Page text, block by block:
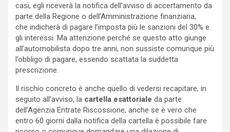
casi, egli riceverà la notifica dell’avviso di accertamento da
parte della Regione o dell’Amministrazione finanziaria,
che indicherà di pagare l’imposta più le sanzioni del 30% e
gli interessi. Ma attenzione perché se questo atto giunge
all’automobilista dopo tre anni, non sussiste comunque più
l’obbligo di pagare, essendo scattata la suddetta
prescrizione.
Il rischio concreto è anche quello di vedersi recapitare, in
seguito all’avviso, la cartella esattoriale da parte
dell’Agenzia Entrate Riscossione, anche se è vero che
entro 60 giorni dalla notifica della cartella è possibile fare